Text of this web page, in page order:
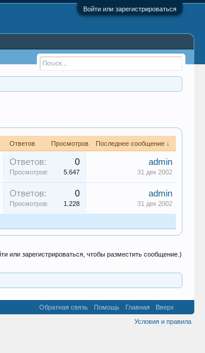
Войти или зарегистрироваться
Ответов Просмотров Последнее сообщение ↓
Ответов: 0
Просмотров: 5.647
admin
31 дек 2002
Ответов: 0
Просмотров: 1.228
admin
31 дек 2002
или зарегистрироваться, чтобы разместить сообщение.)
Обратная связь Помощь Главная
Вверх
Условия и правила